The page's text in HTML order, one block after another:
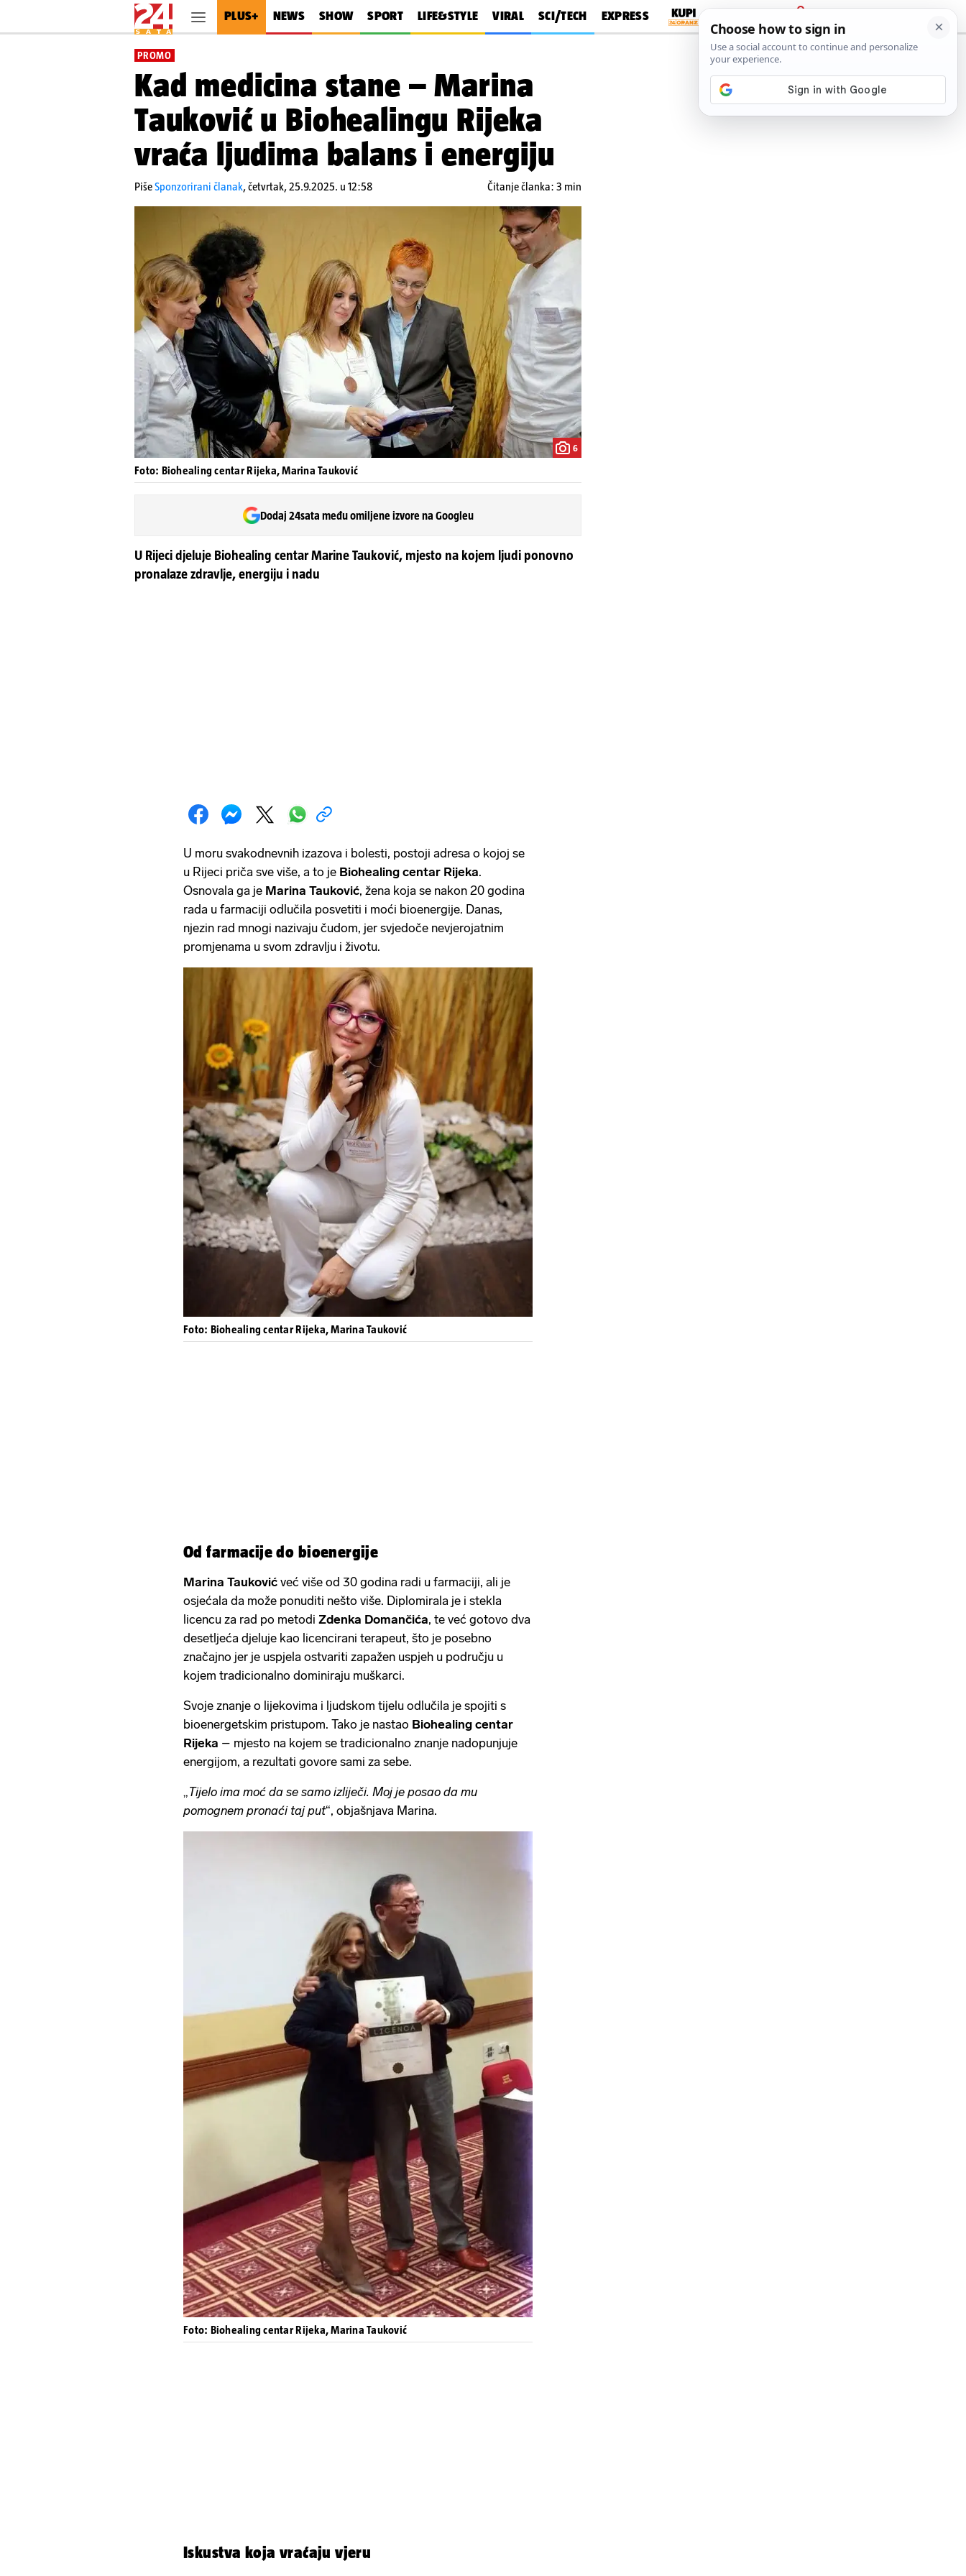
PLUS+ NEWS SHOW SPORT LIFE&STYLE VIRAL SCI/TECH EXPRESS
PRIJAVA
PROMO
Kad medicina stane – Marina
Tauković u Biohealingu Rijeka
vraća ljudima balans i energiju
PišeSponzorirani članak,četvrtak, 25.9.2025. u 12:58 Čitanje članka: 3 min
6
Foto: Biohealing centar Rijeka, Marina Tauković
Dodaj 24sata među omiljene izvore na Googleu
U Rijeci djeluje Biohealing centar Marine Tauković, mjesto na kojem ljudi ponovno
pronalaze zdravlje, energiju i nadu
U moru svakodnevnih izazova i bolesti, postoji adresa o kojoj se
u Rijeci priča sve više, a to je Biohealing centar Rijeka.
Osnovala ga je Marina Tauković, žena koja se nakon 20 godina
rada u farmaciji odlučila posvetiti i moći bioenergije. Danas,
njezin rad mnogi nazivaju čudom, jer svjedoče nevjerojatnim
promjenama u svom zdravlju i životu.
Foto: Biohealing centar Rijeka, Marina Tauković
Od farmacije do bioenergije
Marina Tauković već više od 30 godina radi u farmaciji, ali je
osjećala da može ponuditi nešto više. Diplomirala je i stekla
licencu za rad po metodi Zdenka Domančića, te već gotovo dva
desetljeća djeluje kao licencirani terapeut, što je posebno
značajno jer je uspjela ostvariti zapažen uspjeh u području u
kojem tradicionalno dominiraju muškarci.
Svoje znanje o lijekovima i ljudskom tijelu odlučila je spojiti s
bioenergetskim pristupom. Tako je nastao Biohealing centar
Rijeka – mjesto na kojem se tradicionalno znanje nadopunjuje
energijom, a rezultati govore sami za sebe.
„Tijelo ima moć da se samo izliječi. Moj je posao da mu
pomognem pronaći taj put“, objašnjava Marina.
Foto: Biohealing centar Rijeka, Marina Tauković
Iskustva koja vraćaju vjeru